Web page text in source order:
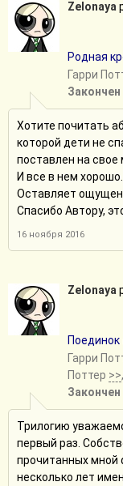
Zelonaya
Родная
Гарри
Закончен
Хотите почитать
которой дети не
поставлен на
И все в нем
Оставляет
Спасибо Автору,
16 ноября 2016
Zelonaya
Поединок
Гарри
Поттер >>
Закончен
Трилогию
первый раз.
прочитанных мной
несколько лет